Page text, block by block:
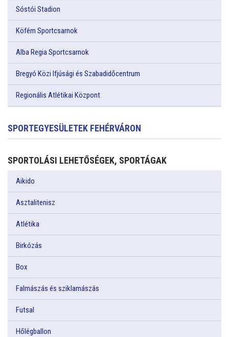
Sóstói Stadion
Köfém Sportcsarnok
Alba Regia Sportcsarnok
Bregyó Közi Ifjúsági és Szabadidőcentrum
Regionális Atlétikai Központ
SPORTEGYESÜLETEK FEHÉRVÁRON
SPORTOLÁSI LEHETŐSÉGEK, SPORTÁGAK
Aikido
Asztalitenisz
Atlétika
Birkózás
Box
Falmászás és sziklamászás
Futsal
Hőlégballon